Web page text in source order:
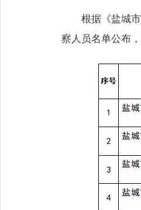
根据《盐城
察人员名单公布